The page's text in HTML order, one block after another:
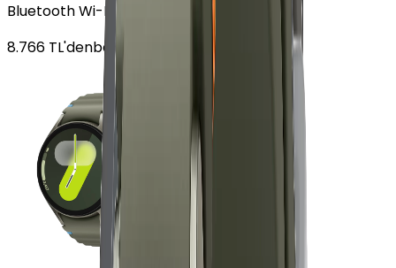
Bluetooth Wi-Fi Yeşil
8.766 TL'denbaşlayan fiyatlar